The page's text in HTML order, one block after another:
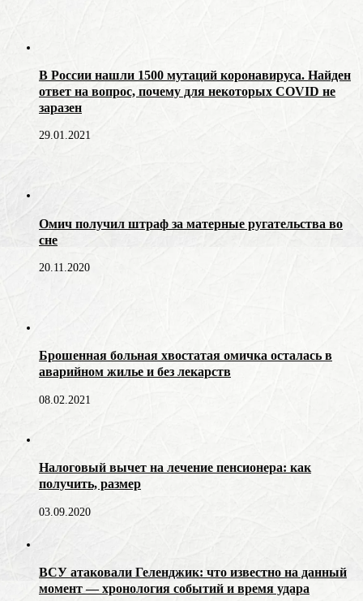
В России нашли 1500 мутаций коронавируса. Найден
ответ на вопрос, почему для некоторых COVID не
заразен
29.01.2021
Омич получил штраф за матерные ругательства во
сне
20.11.2020
Брошенная больная хвостатая омичка осталась в
аварийном жилье и без лекарств
08.02.2021
Налоговый вычет на лечение пенсионера: как
получить, размер
03.09.2020
ВСУ атаковали Геленджик: что известно на данный
момент — хронология событий и время удара